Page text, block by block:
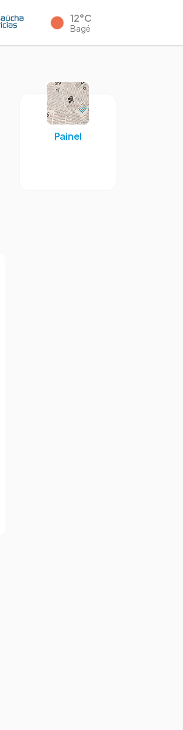
12°C
Bagé
Painel